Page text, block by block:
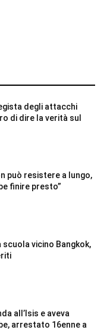
degli attacchi
di dire la verità sul
può resistere a lungo,
finire presto”
scuola vicino Bangkok,
all’Isis e aveva
arrestato 16enne a